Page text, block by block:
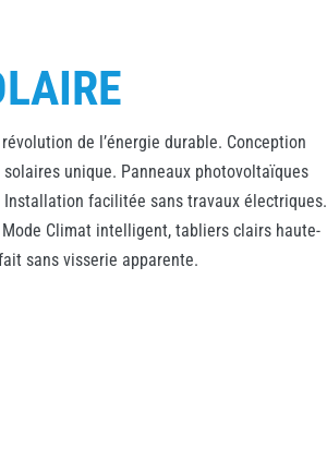
de l’énergie durable. Conception
unique. Panneaux photovoltaïques
facilitée sans travaux électriques.
Climat intelligent, tabliers clairs haute-
sans visserie apparente.